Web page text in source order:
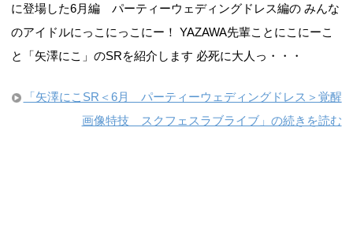
に登場した6月編 パーティーウェディングドレス編の みんな
のアイドルにっこにっこにー！ YAZAWA先輩ことにこにーこ
と「矢澤にこ」のSRを紹介します 必死に大人っ・・・
「矢澤にこSR＜6月 パーティーウェディングドレス＞覚醒
画像特技 スクフェスラブライブ」の続きを読む